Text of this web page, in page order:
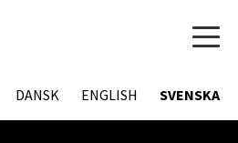
DANSK ENGLISH SVENSKA